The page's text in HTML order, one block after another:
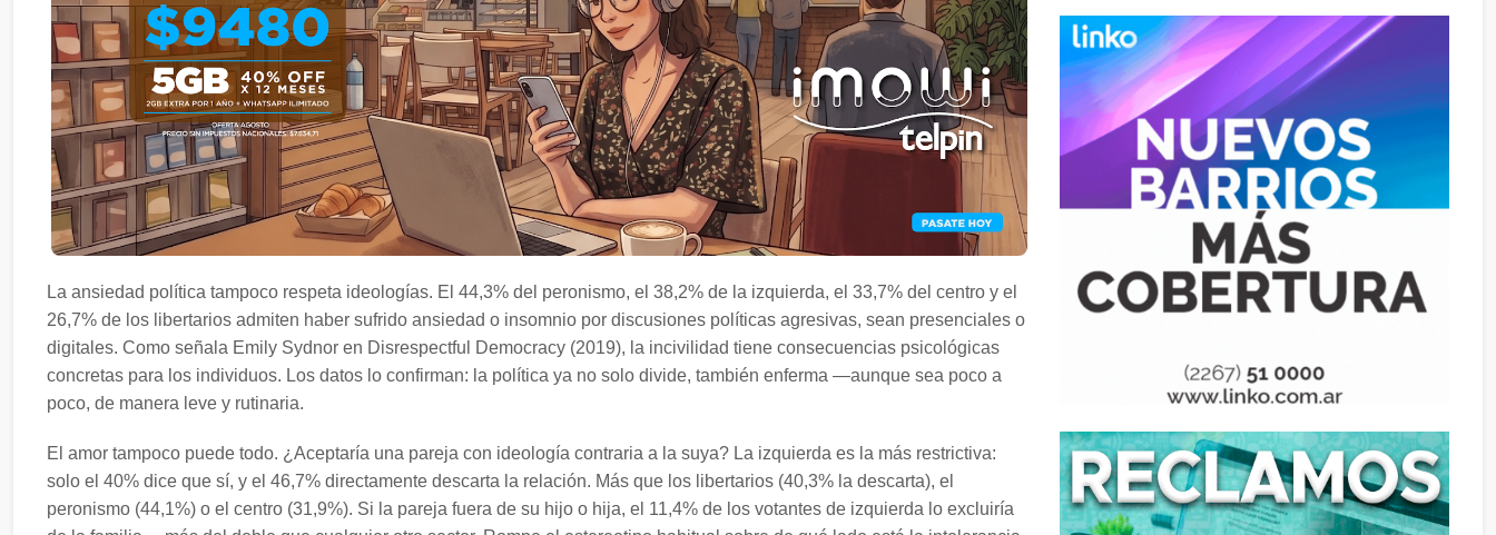
La ansiedad política tampoco respeta ideologías. El 44,3% del peronismo, el 38,2% de la izquierda, el 33,7% del centro y el
26,7% de los libertarios admiten haber sufrido ansiedad o insomnio por discusiones políticas agresivas, sean presenciales o
digitales. Como señala Emily Sydnor en Disrespectful Democracy (2019), la incivilidad tiene consecuencias psicológicas
concretas para los individuos. Los datos lo confirman: la política ya no solo divide, también enferma —aunque sea poco a
poco, de manera leve y rutinaria.
El amor tampoco puede todo. ¿Aceptaría una pareja con ideología contraria a la suya? La izquierda es la más restrictiva:
solo el 40% dice que sí, y el 46,7% directamente descarta la relación. Más que los libertarios (40,3% la descarta), el
peronismo (44,1%) o el centro (31,9%). Si la pareja fuera de su hijo o hija, el 11,4% de los votantes de izquierda lo excluiría